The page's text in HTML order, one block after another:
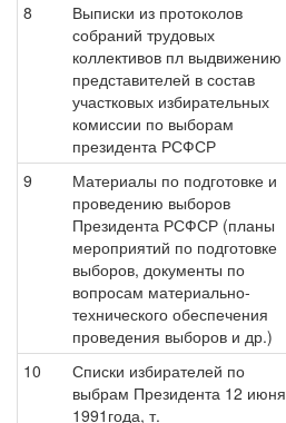
8
Выписки из протоколов
собраний трудовых
коллективов пл выдвижению
представителей в состав
участковых избирательных
комиссии по выборам
президента РСФСР
9
Материалы по подготовке и
проведению выборов
Президента РСФСР (планы
мероприятий по подготовке
выборов, документы по
вопросам материально-
технического обеспечения
проведения выборов и др.)
10
Списки избирателей по
выбрам Президента 12 июня
1991года, т.